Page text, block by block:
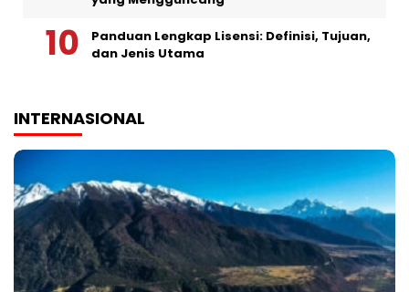
Panduan Lengkap Lisensi: Definisi, Tujuan,
dan Jenis Utama
INTERNASIONAL